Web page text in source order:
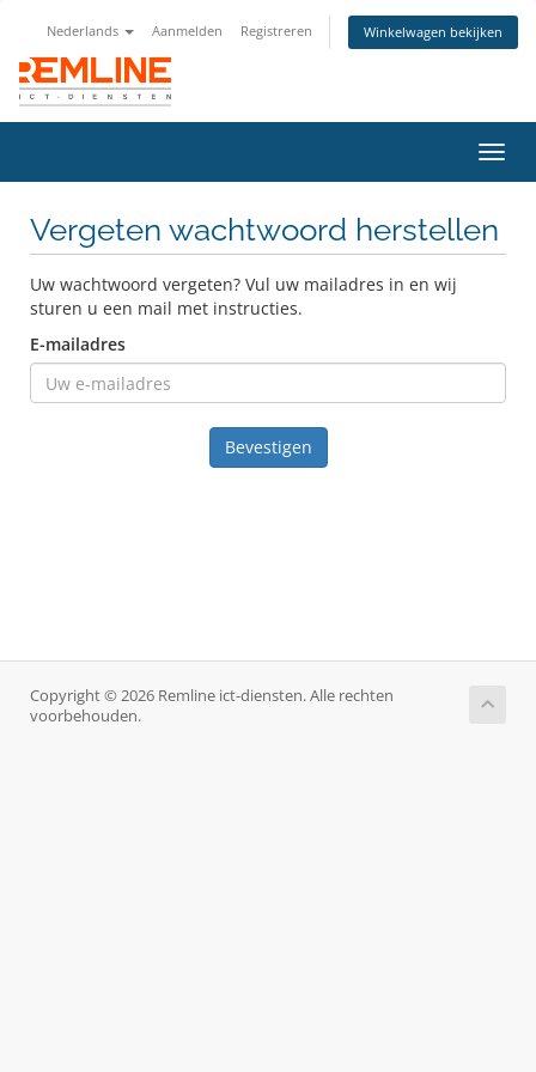
Nederlands Aanmelden Registreren Winkelwagen bekijken
in-/
Vergeten wachtwoord herstellen
Uw wachtwoord vergeten? Vul uw mailadres in en wij
sturen u een mail met instructies.
E-mailadres
Bevestigen
Copyright © 2026 Remline ict-diensten. Alle rechten
voorbehouden.